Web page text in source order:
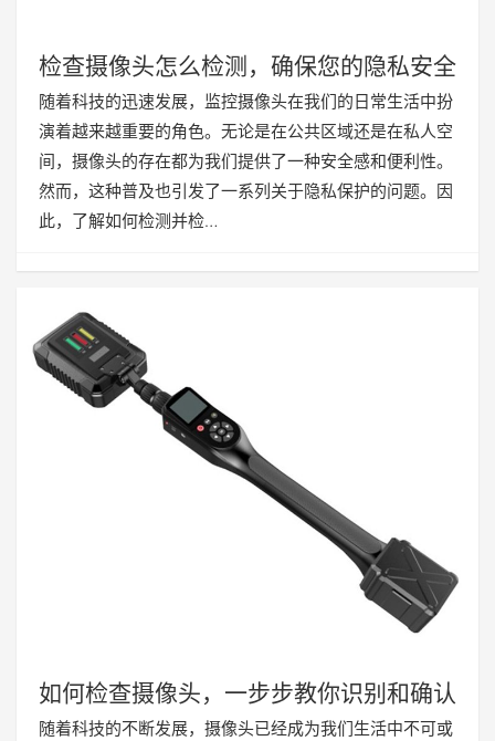
检查摄像头怎么检测，确保您的隐私安全
随着科技的迅速发展，监控摄像头在我们的日常生活中扮
演着越来越重要的角色。无论是在公共区域还是在私人空
间，摄像头的存在都为我们提供了一种安全感和便利性。
然而，这种普及也引发了一系列关于隐私保护的问题。因
此，了解如何检测并检…
如何检查摄像头，一步步教你识别和确认
随着科技的不断发展，摄像头已经成为我们生活中不可或